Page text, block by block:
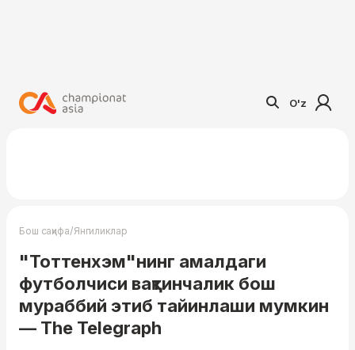
O'z
Бош саҳифа/Янгиликлар
"Тоттенхэм"нинг амалдаги
футболчиси вақтинчалик бош
мураббий этиб тайинлаши мумкин
— The Telegraph